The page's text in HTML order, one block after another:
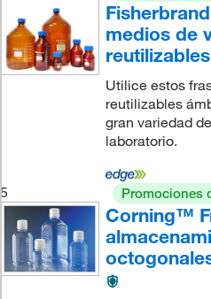
medios de
reutilizables
Utilice estos
reutilizables
gran variedad
laboratorio.
5 Promociones
Corning™